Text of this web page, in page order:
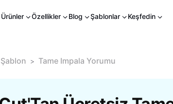
Ürünler Özellikler Blog Şablonlar Keşfedin
Şablon > Tame Impala Yorumu